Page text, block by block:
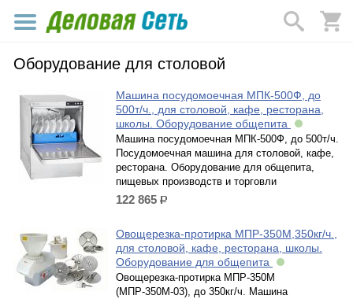
Оборудование для столовой
Машина посудомоечная МПК-500Ф, до
500т/ч., для столовой, кафе, ресторана,
школы. Оборудование общепита
Машина посудомоечная МПК-500Ф, до 500т/ч.
Посудомоечная машина для столовой, кафе,
ресторана. Оборудование для общепита,
пищевых производств и торговли
122 865 р.
Овощерезка-протирка МПР-350М,350кг/ч.,
для столовой, кафе, ресторана, школы.
Оборудование для общепита
Овощерезка-протирка МПР-350М
(МПР-350М-03), до 350кг/ч. Машина